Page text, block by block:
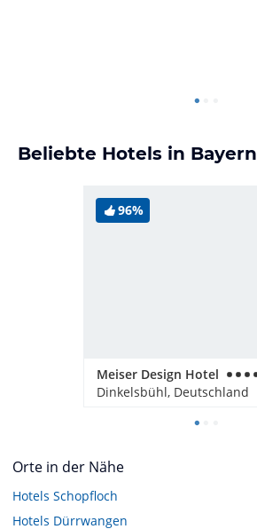
Beliebte Hotels in Bayern
96%
Meiser Design Hotel
Dinkelsbühl, Deutschland
Orte in der Nähe
Hotels Schopfloch
Hotels Dürrwangen